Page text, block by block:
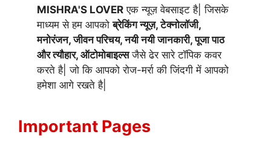
MISHRA'S LOVER एक न्यूज़ वेबसाइट है| जिसके
माध्यम से हम आपकोब्रेकिंग न्यूज़, टेक्नोलॉजी,
मनोरंजन, जीवन परिचय, नयी नयी जानकारी, पूजा पाठ
और त्यौहार, ऑटोमोबाइल्सजैसे ढेर सारे टॉपिक कवर
करते है| जो कि आपको रोज-मर्रा की जिंदगी में आपको
हमेशा आगे रखते है|
Important Pages